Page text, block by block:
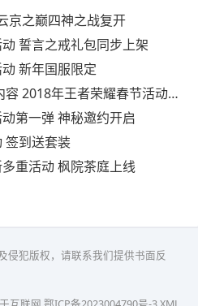
京之巅四神之战复开
誓言之戒礼包同步上架
新年国服限定
2018年王者荣耀春节活动大全
第一弹 神秘邀约开启
签到送套装
重活动 枫院茶庭上线
侵犯版权，请联系我们提供书面反